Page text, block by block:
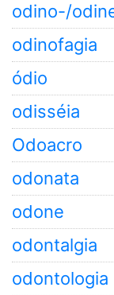
odino-/
odinofagia
ódio
odisséia
Odoacro
odonata
odone
odontalgia
odontologia